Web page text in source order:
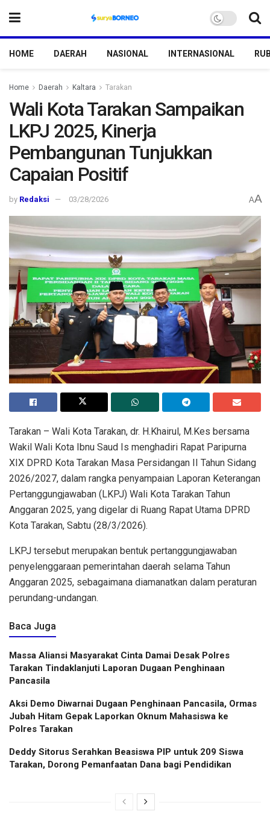
HOME DAERAH NASIONAL INTERNASIONAL
Home Daerah Kaltara Tarakan
Wali Kota Tarakan Sampaikan
LKPJ 2025, Kinerja
Pembangunan Tunjukkan
Capaian Positif
by Redaksi 03/28/2026 AA
Tarakan – Wali Kota Tarakan, dr. H.Khairul, M.Kes bersama
Wakil Wali Kota Ibnu Saud Is menghadiri Rapat Paripurna
XIX DPRD Kota Tarakan Masa Persidangan II Tahun Sidang
2026/2027, dalam rangka penyampaian Laporan Keterangan
Pertanggungjawaban (LKPJ) Wali Kota Tarakan Tahun
Anggaran 2025, yang digelar di Ruang Rapat Utama DPRD
Kota Tarakan, Sabtu (28/3/2026).
LKPJ tersebut merupakan bentuk pertanggungjawaban
penyelenggaraan pemerintahan daerah selama Tahun
Anggaran 2025, sebagaimana diamanatkan dalam peraturan
perundang-undangan.
Baca Juga
Massa Aliansi Masyarakat Cinta Damai Desak Polres
Tarakan Tindaklanjuti Laporan Dugaan Penghinaan
Pancasila
Aksi Demo Diwarnai Dugaan Penghinaan Pancasila, Ormas
Jubah Hitam Gepak Laporkan Oknum Mahasiswa ke
Polres Tarakan
Deddy Sitorus Serahkan Beasiswa PIP untuk 209 Siswa
Tarakan, Dorong Pemanfaatan Dana bagi Pendidikan